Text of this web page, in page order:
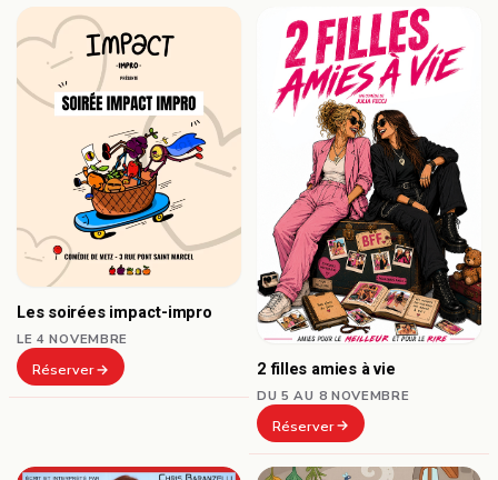
Les soirées impact-impro
LE 4 NOVEMBRE
Réserver 2 filles amies à vie
DU 5 AU 8 NOVEMBRE
Réserver